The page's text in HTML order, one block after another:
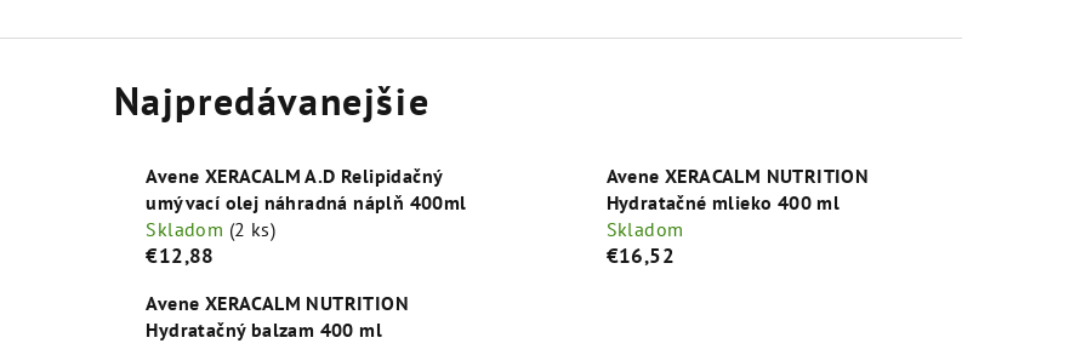
Najpredávanejšie
Avene XERACALM A.D Relipidačný
umývací olej náhradná náplň 400ml
Skladom (2 ks)
€12,88
Avene XERACALM NUTRITION
Hydratačné mlieko 400 ml
Skladom
€16,52
Avene XERACALM NUTRITION
Hydratačný balzam 400 ml